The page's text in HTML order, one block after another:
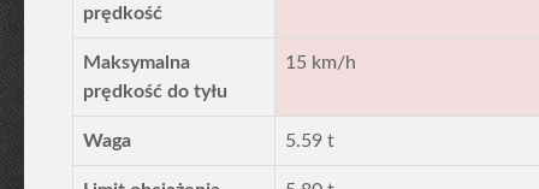
prędkość
Maksymalna
prędkość do tyłu
15 km/h
Waga 5.59 t